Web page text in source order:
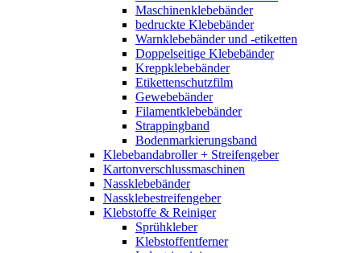
Maschinenklebebänder
bedruckte Klebebänder
Warnklebebänder und -etiketten
Doppelseitige Klebebänder
Kreppklebebänder
Etikettenschutzfilm
Gewebebänder
Filamentklebebänder
Strappingband
Bodenmarkierungsband
Klebebandabroller + Streifengeber
Kartonverschlussmaschinen
Nassklebebänder
Nassklebestreifengeber
Klebstoffe & Reiniger
Sprühkleber
Klebstoffentferner